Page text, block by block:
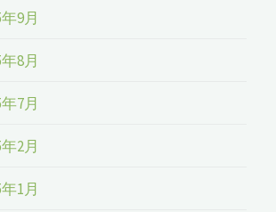
9月
8月
7月
2月
1月